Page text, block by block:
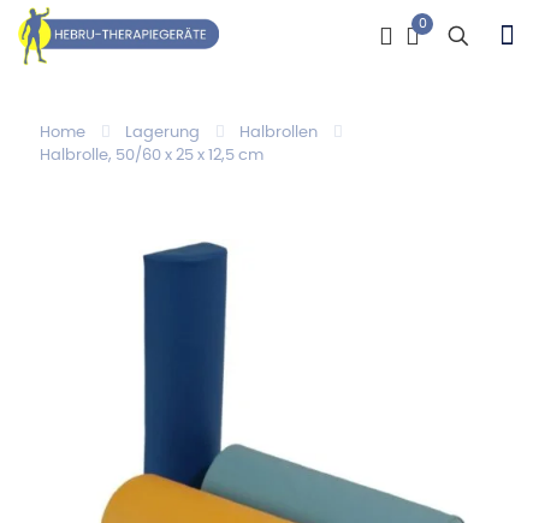
0
Home Lagerung
Halbrollen
Halbrolle, 50/60 x 25 x 12,5 cm